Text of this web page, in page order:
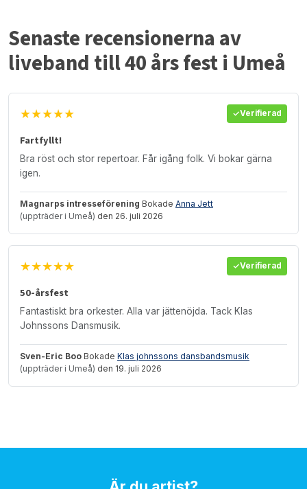
Senaste recensionerna av
liveband till 40 års fest i Umeå
★★★★★ Verifierad
Fartfyllt!
Bra röst och stor repertoar. Får igång folk. Vi bokar gärna
igen.
Magnarps intresseförening Bokade Anna Jett
(uppträder i Umeå) den 26. juli 2026
★★★★★ Verifierad
50-årsfest
Fantastiskt bra orkester. Alla var jättenöjda. Tack Klas
Johnssons Dansmusik.
Sven-Eric Boo Bokade Klas johnssons dansbandsmusik
(uppträder i Umeå) den 19. juli 2026